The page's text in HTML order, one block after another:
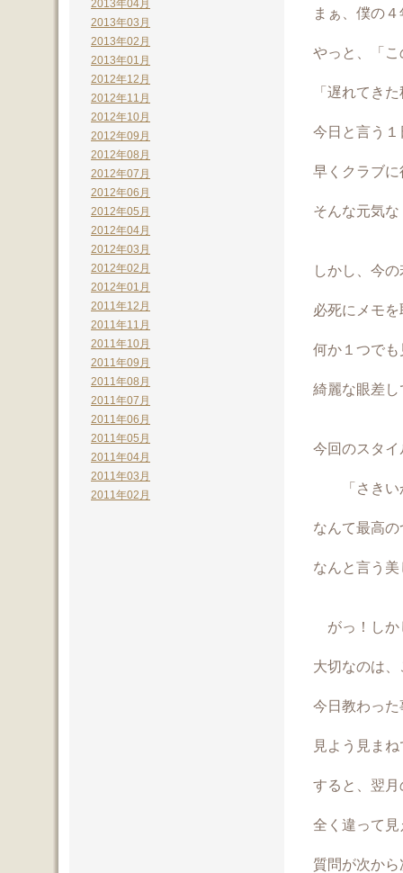
まぁ、僕の
やっと、「
「遅れてき
今日と言う
早くクラブに
そんな元気
しかし、今
必死にメモ
何か１つで
綺麗な眼差
今回のスタ
「さきい
なんて最高
なんと言う
がっ！しか
大切なのは
今日教わっ
見よう見ま
すると、翌
全く違って
質問が次か
2013年04月
2013年03月
2013年02月
2013年01月
2012年12月
2012年11月
2012年10月
2012年09月
2012年08月
2012年07月
2012年06月
2012年05月
2012年04月
2012年03月
2012年02月
2012年01月
2011年12月
2011年11月
2011年10月
2011年09月
2011年08月
2011年07月
2011年06月
2011年05月
2011年04月
2011年03月
2011年02月